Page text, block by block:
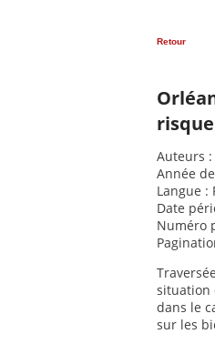
Retour
Auteurs :
Année
Langue :
Date
Numéro
situation
dans le
sur les